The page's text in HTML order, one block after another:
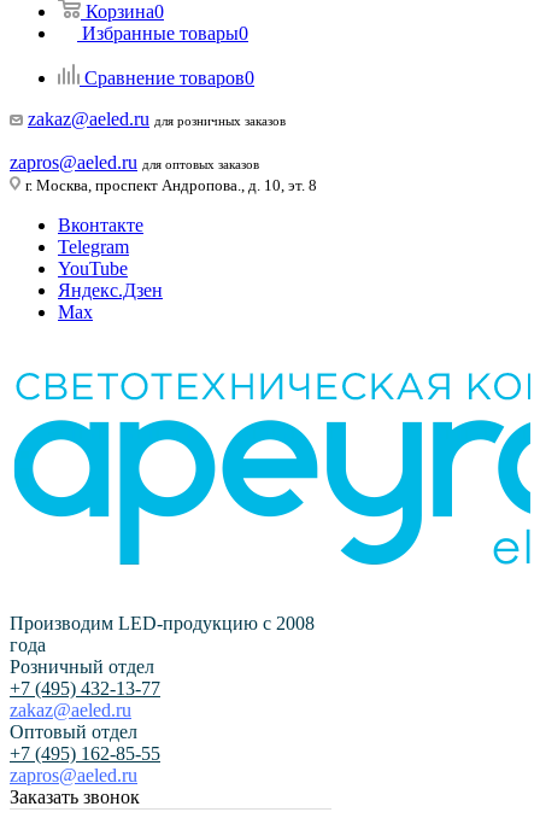
Корзина0
Избранные товары0
Сравнение товаров0
zakaz@aeled.ru для розничных заказов
zapros@aeled.ru для оптовых заказов
г. Москва, проспект Андропова., д. 10, эт. 8
Вконтакте
Telegram
YouTube
Яндекс.Дзен
Max
Производим LED-продукцию с 2008
года
Розничный отдел
+7 (495) 432-13-77
zakaz@aeled.ru
Оптовый отдел
+7 (495) 162-85-55
zapros@aeled.ru
Заказать звонок